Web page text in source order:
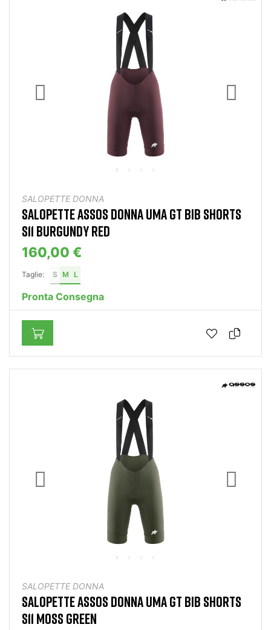
SALOPETTE DONNA
SALOPETTE ASSOS DONNA UMA GT BIB SHORTS
S11 BURGUNDY RED
160,00 €
Taglie: S M L
Pronta Consegna
SALOPETTE DONNA
SALOPETTE ASSOS DONNA UMA GT BIB SHORTS
S11 MOSS GREEN